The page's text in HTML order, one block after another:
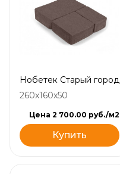
Нобетек Старый город
260x160x50
Цена 2 700.00 руб./м2
Купить